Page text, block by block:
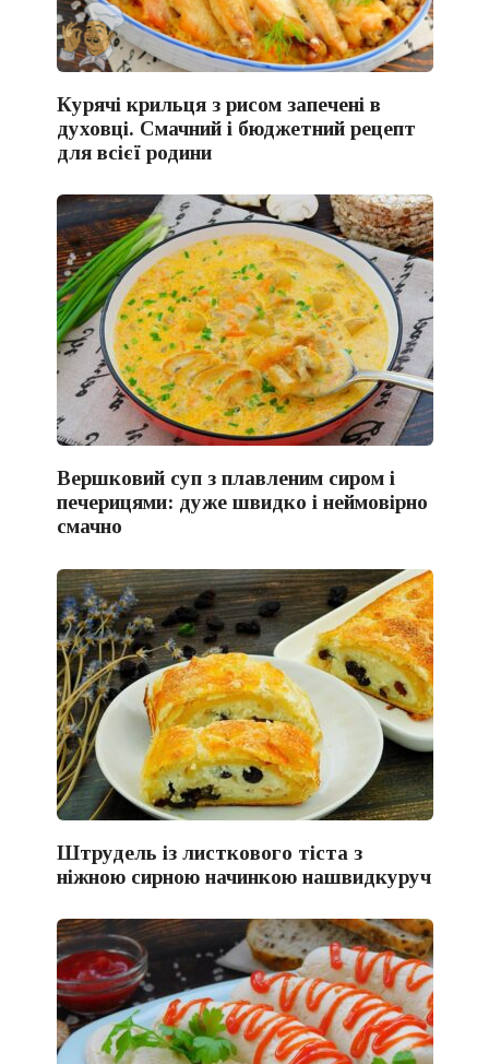
Курячі крильця з рисом запечені в
духовці. Смачний і бюджетний рецепт
для всієї родини
Вершковий суп з плавленим сиром і
печерицями: дуже швидко і неймовірно
смачно
Штрудель із листкового тіста з
ніжною сирною начинкою нашвидкуруч